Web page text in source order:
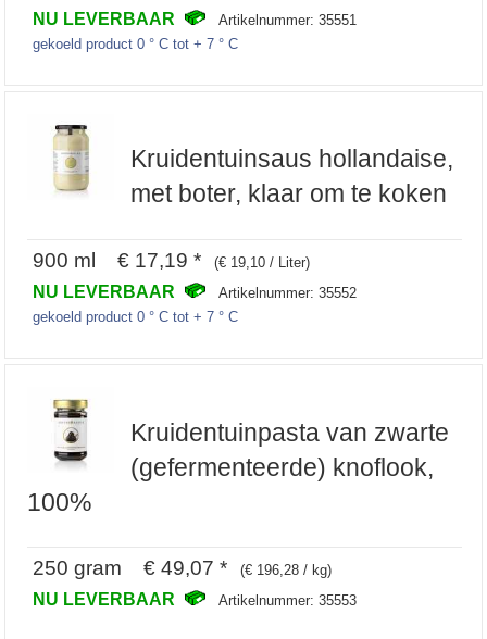
NU LEVERBAAR
Artikelnummer: 35551
gekoeld product 0 ° C tot + 7 ° C
Kruidentuinsaus hollandaise,
met boter, klaar om te koken
900 ml € 17,19 * (€ 19,10 / Liter)
NU LEVERBAAR
Artikelnummer: 35552
gekoeld product 0 ° C tot + 7 ° C
Kruidentuinpasta van zwarte
(gefermenteerde) knoflook,
100%
250 gram € 49,07 * (€ 196,28 / kg)
NU LEVERBAAR Artikelnummer: 35553